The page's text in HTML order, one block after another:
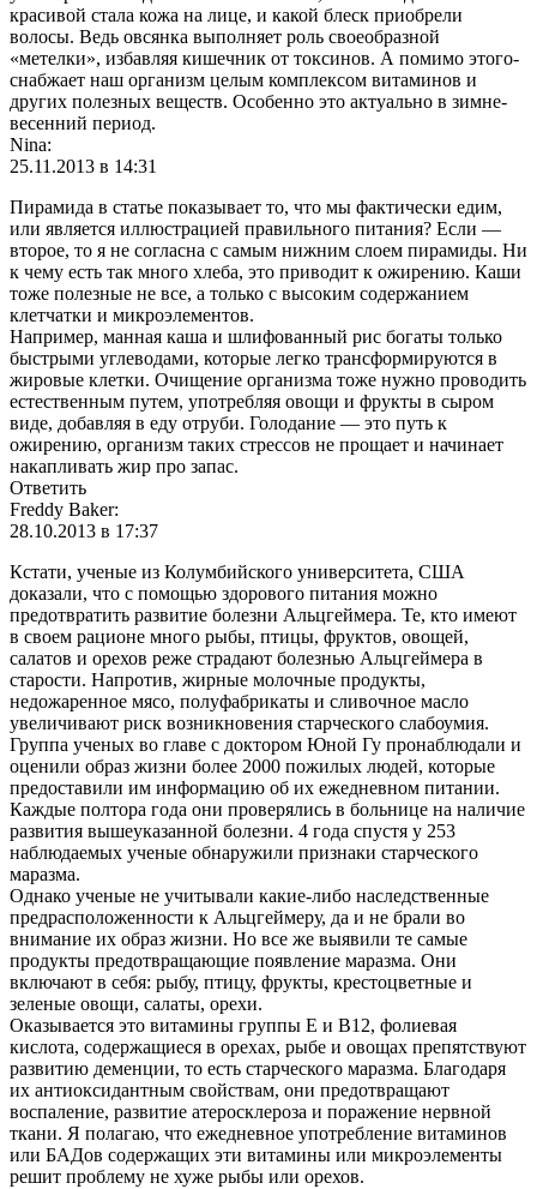
красивой стала кожа на лице, и какой блеск приобрели
волосы. Ведь овсянка выполняет роль своеобразной
«метелки», избавляя кишечник от токсинов. А помимо этого-
снабжает наш организм целым комплексом витаминов и
других полезных веществ. Особенно это актуально в зимне-
весенний период.
Nina:
25.11.2013 в 14:31
Пирамида в статье показывает то, что мы фактически едим,
или является иллюстрацией правильного питания? Если —
второе, то я не согласна с самым нижним слоем пирамиды. Ни
к чему есть так много хлеба, это приводит к ожирению. Каши
тоже полезные не все, а только с высоким содержанием
клетчатки и микроэлементов.
Например, манная каша и шлифованный рис богаты только
быстрыми углеводами, которые легко трансформируются в
жировые клетки. Очищение организма тоже нужно проводить
естественным путем, употребляя овощи и фрукты в сыром
виде, добавляя в еду отруби. Голодание — это путь к
ожирению, организм таких стрессов не прощает и начинает
накапливать жир про запас.
Ответить
Freddy Baker:
28.10.2013 в 17:37
Кстати, ученые из Колумбийского университета, США
доказали, что с помощью здорового питания можно
предотвратить развитие болезни Альцгеймера. Те, кто имеют
в своем рационе много рыбы, птицы, фруктов, овощей,
салатов и орехов реже страдают болезнью Альцгеймера в
старости. Напротив, жирные молочные продукты,
недожаренное мясо, полуфабрикаты и сливочное масло
увеличивают риск возникновения старческого слабоумия.
Группа ученых во главе с доктором Юной Гу пронаблюдали и
оценили образ жизни более 2000 пожилых людей, которые
предоставили им информацию об их ежедневном питании.
Каждые полтора года они проверялись в больнице на наличие
развития вышеуказанной болезни. 4 года спустя у 253
наблюдаемых ученые обнаружили признаки старческого
маразма.
Однако ученые не учитывали какие-либо наследственные
предрасположенности к Альцгеймеру, да и не брали во
внимание их образ жизни. Но все же выявили те самые
продукты предотвращающие появление маразма. Они
включают в себя: рыбу, птицу, фрукты, крестоцветные и
зеленые овощи, салаты, орехи.
Оказывается это витамины группы Е и В12, фолиевая
кислота, содержащиеся в орехах, рыбе и овощах препятствуют
развитию деменции, то есть старческого маразма. Благодаря
их антиоксидантным свойствам, они предотвращают
воспаление, развитие атеросклероза и поражение нервной
ткани. Я полагаю, что ежедневное употребление витаминов
или БАДов содержащих эти витамины или микроэлементы
решит проблему не хуже рыбы или орехов.